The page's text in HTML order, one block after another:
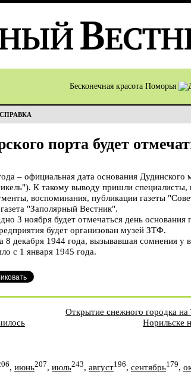
Бесконечная красота Поморья
порта будет
– официальная дата основания Дудинского
К такому выводу пришли специалисты,
воспоминания, публикации газеты
"Заполярный Вестник".
3 ноября будет отмечаться день
будет организован музей ЗТФ.
декабря 1944 года, вызывавшая сомнения у
с 1 января 1945 года.
Открытие снежного городка
Норильске
, июнь207, июль243, август196, сентябрь179,